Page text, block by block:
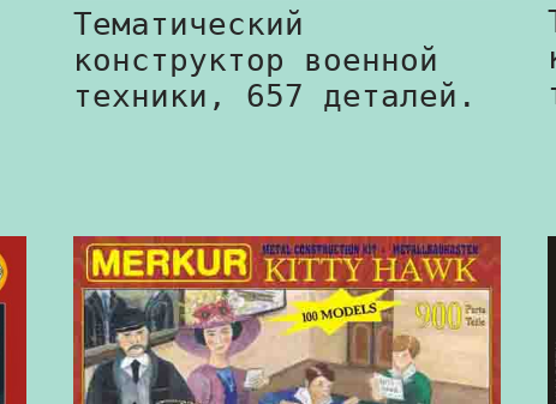
Тематический
конструктор военной
техники, 657 деталей.